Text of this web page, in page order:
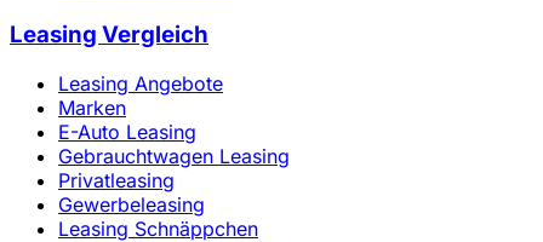
Leasing Vergleich
Leasing Angebote
Marken
E-Auto Leasing
Gebrauchtwagen Leasing
Privatleasing
Gewerbeleasing
Leasing Schnäppchen